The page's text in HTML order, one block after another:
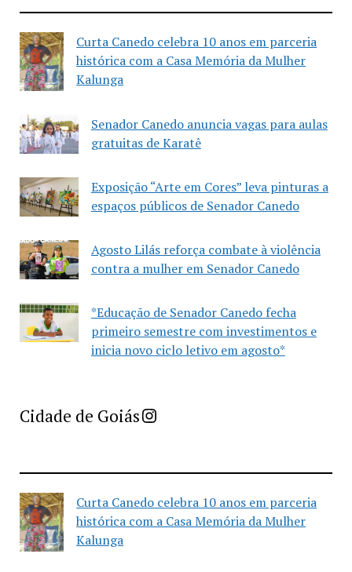
Curta Canedo celebra 10 anos em parceria
histórica com a Casa Memória da Mulher
Kalunga
Senador Canedo anuncia vagas para aulas
gratuitas de Karatê
Exposição “Arte em Cores” leva pinturas a
espaços públicos de Senador Canedo
Agosto Lilás reforça combate à violência
contra a mulher em Senador Canedo
*Educação de Senador Canedo fecha
primeiro semestre com investimentos e
inicia novo ciclo letivo em agosto*
Cidade de GoiásImprensa Criativa da Cidade de Goiás
Curta Canedo celebra 10 anos em parceria
histórica com a Casa Memória da Mulher
Kalunga